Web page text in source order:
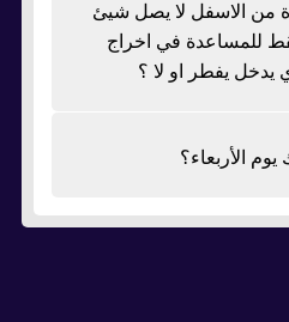
من الاسفل لا يصل شيئ
للمساعدة في اخراج
يدخل يفطر او لا ؟
الأربعاء؟